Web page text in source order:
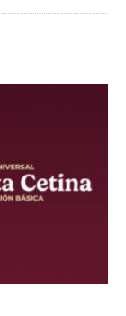
de
contarnos tu